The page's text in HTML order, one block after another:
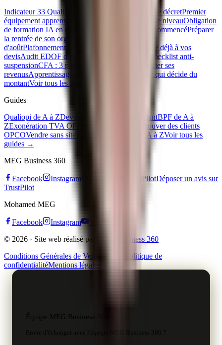
Indicateur 33 Qualiopi : ce que prévoit le projet de décretPremier
équipement apprenti : 500 €, 300 € ou 0 € selon le niveauObligation
de formation IA en entreprise : les contrôles ont commencéPréparer
la rentrée de son organisme de formation : le plan
d'aoûtPlafonnement CPF 2026 : ce qui s'applique déjà à vos
devisAudit EDOF de la Caisse des Dépôts : la checklist anti-
suspensionCFA : 3 pistes concrètes pour diversifier ses
revenusApprentissage à la rentrée 2026 : la date qui décide du
montantVoir tous les articles →
Guides
Qualiopi de A à ZDevenir formateur indépendantBPF de A à
ZExonération TVA OF
Trouver des clients
OPCOVendre sans site web Créer un CFA de A à ZVoir tous les
guides →
MEG Business 360
Facebook Instagram TrustPilotDéposer un avis sur
TrustPilot
Mohamed MEG
Facebook Instagram
© 2026 · Site web réalisé par
MEG Business 360
Conditions Générales de Vente (CGV)
Politique de
confidentialitéMentions légales
Équipe MEG Business 360
Envie d'échanger avec l'équipe MEG Business 360 ?